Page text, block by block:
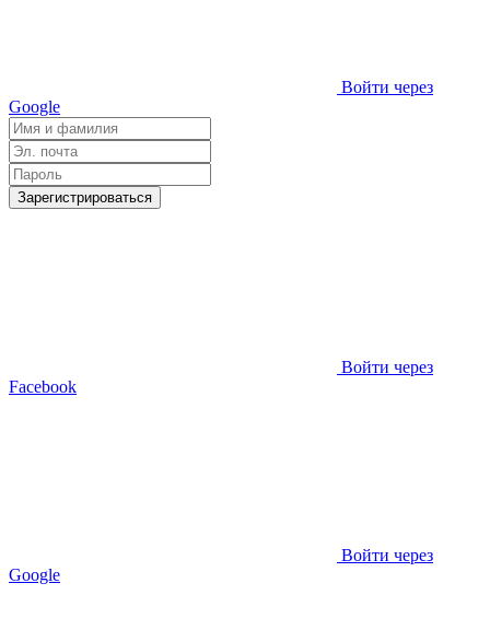
Войти через
Google
Зарегистрироваться
Войти через
Facebook
Войти через
Google